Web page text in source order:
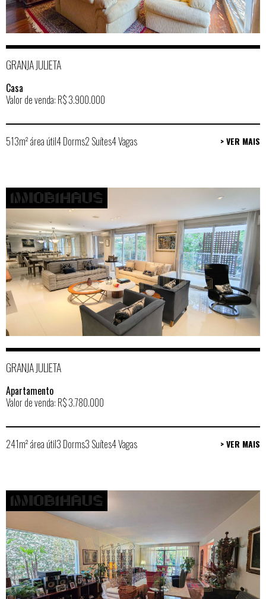
GRANJA JULIETA
Casa
Valor de venda: R$ 3.900.000
513m² área útil4 Dorms2 Suítes4 Vagas > VER MAIS
GRANJA JULIETA
Apartamento
Valor de venda: R$ 3.780.000
241m² área útil3 Dorms3 Suítes4 Vagas > VER MAIS